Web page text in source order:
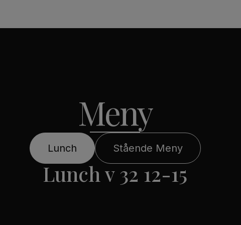
Meny
Lunch Stående Meny
Lunch v 32 12-15